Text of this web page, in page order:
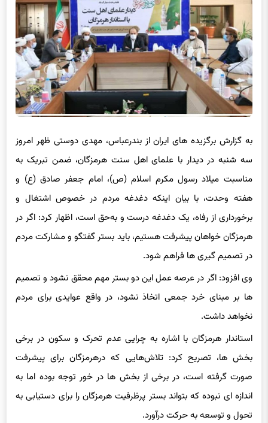
به گزارش برگزیده های ایران از بندرعباس، مهدی دوستی ظهر امروز
سه شنبه در دیدار با علمای اهل سنت هرمزگان، ضمن تبریک به
مناسبت میلاد رسول مکرم اسلام (ص)، امام جعفر صادق (ع) و
هفته وحدت، با بیان اینکه دغدغه مردم در خصوص اشتغال و
برخورداری از رفاه، یک دغدغه درست و به‌حق است، اظهار کرد: اگر در
هرمزگان خواهان پیشرفت هستیم، باید بستر گفتگو و مشارکت مردم
در تصمیم گیری ها فراهم شود.
وی افزود: اگر در عرصه عمل این دو بستر مهم محقق نشود و تصمیم
ها بر مبنای خرد جمعی اتخاذ نشود، در واقع عوایدی برای مردم
نخواهد داشت.
استاندار هرمزگان با اشاره به چرایی عدم تحرک و سکون در برخی
بخش ها، تصریح کرد: تلاش‌هایی که درهرمزگان برای پیشرفت
صورت گرفته است، در برخی از بخش ها در خور توجه بوده اما به
اندازه ای نبوده که بتواند بستر پرظرفیت هرمزگان را برای دستیابی به
تحول و توسعه به حرکت درآورد.